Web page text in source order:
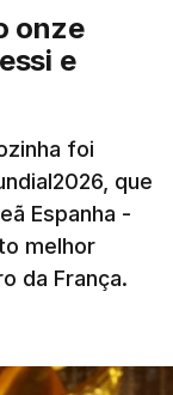
o jogador
o momento
primeira
o galardão
que
23 anos.
onze
e
foi
que
Espanha -
melhor
da França.